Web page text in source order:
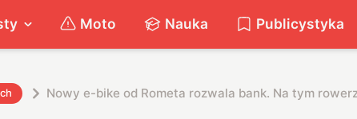
Moto Nauka Publicystyka
Nowy e-bike od Rometa rozwala bank. Na tym